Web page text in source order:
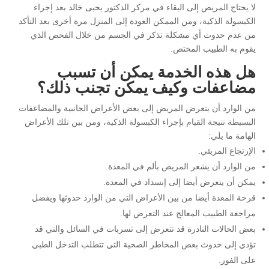
لا يحتاج المريض إلى البقاء في مركز الدكتور يحيى خالد بعد إجراء
الكبسولة الذكية، ومن الممكن العودة إلى المنزل مرة أخرى بعد التأكد
من عدم حدوث أي مشكلة تذكر في الجسم من خلال الفحص الذي
يقوم به الطبيب المختص.
هل هذه الخدمة يمكن أن تسبب
مضاعفات وكيف يمكن تجنب ذلك؟
من الوارد أن يتعرض المريض إلى بعض الأعراض الجانبية والمضاعفات
البسيطة نتيجة القيام بإجراء الكبسولة الذكية، ومن بين تلك الأعراض
الهامة ما يلي:
الإرتجاع المريئي.
من الوارد أن يشعر المريض بألم في المعدة.
يمكن أن يتعرض أيضا إلى إنسداد في المعدة.
قرحة المعدة أيضا من بين الأعراض التي من الوارد حدوثها ويفضل
مراجعة الطبيب المعالج عند التعرض لها.
بعض الحالات النادرة قد تتعرض إلى تسربات في السائل والتي قد
تؤدي إلى حدوث بعض المخاطر الصحية التي تتطلب التدخل الطبي
على الفور.